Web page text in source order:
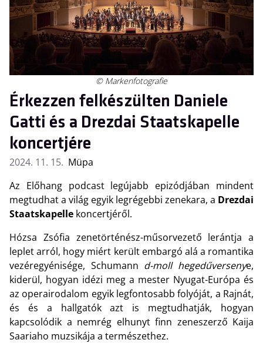
© Markenfotografie
Érkezzen felkészülten Daniele
Gatti és a Drezdai Staatskapelle
koncertjére
2024. 11. 15. Müpa
Az Előhang podcast legújabb epizódjában mindent
megtudhat a világ egyik legrégebbi zenekara, a Drezdai
Staatskapelle koncertjéről.
Hózsa Zsófia zenetörténész-műsorvezető lerántja a
leplet arról, hogy miért került embargó alá a romantika
vezéregyénisége, Schumann d-moll hegedűversenye,
kiderül, hogyan idézi meg a mester Nyugat-Európa és
az operairodalom egyik legfontosabb folyóját, a Rajnát,
és és a hallgatók azt is megtudhatják, hogyan
kapcsolódik a nemrég elhunyt finn zeneszerző Kaija
Saariaho muzsikája a természethez.